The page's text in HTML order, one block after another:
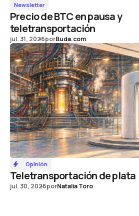
Newsletter
Precio de BTC en pausa y
teletransportación
jul. 31, 2026porBuda.com
Opinión
Teletransportación de plata
jul. 30, 2026porNatalia Toro